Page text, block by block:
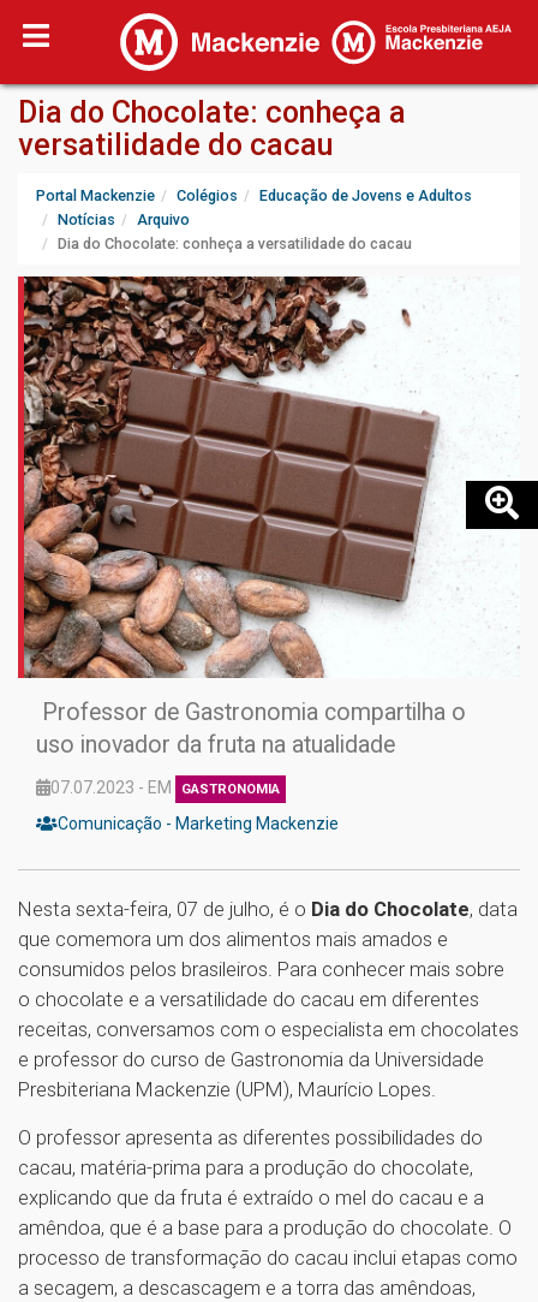
Dia do Chocolate: conheça a
versatilidade do cacau
Portal Mackenzie Colégios
Educação de Jovens e Adultos
Notícias
Arquivo
Dia do Chocolate: conheça a versatilidade do cacau
Professor de Gastronomia compartilha o
uso inovador da fruta na atualidade
07.07.2023 - EM GASTRONOMIA
Comunicação - Marketing Mackenzie
Nesta sexta-feira, 07 de julho, é o Dia do Chocolate, data
que comemora um dos alimentos mais amados e
consumidos pelos brasileiros. Para conhecer mais sobre
o chocolate e a versatilidade do cacau em diferentes
receitas, conversamos com o especialista em chocolates
e professor do curso de Gastronomia da Universidade
Presbiteriana Mackenzie (UPM), Maurício Lopes.
O professor apresenta as diferentes possibilidades do
cacau, matéria-prima para a produção do chocolate,
explicando que da fruta é extraído o mel do cacau e a
amêndoa, que é a base para a produção do chocolate. O
processo de transformação do cacau inclui etapas como
a secagem, a descascagem e a torra das amêndoas,